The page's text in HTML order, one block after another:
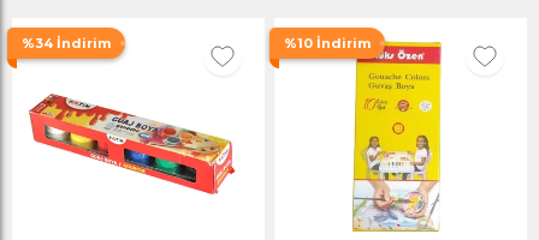
%34 İndirim %10 İndirim